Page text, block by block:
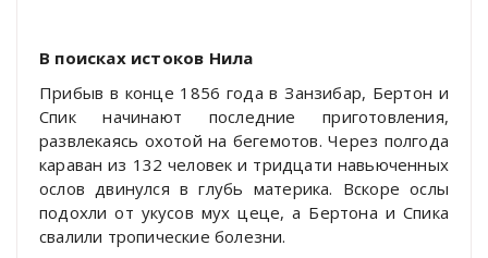
В поисках истоков Нила
Прибыв в конце 1856 года в Занзибар, Бертон и
Спик начинают последние приготовления,
развлекаясь охотой на бегемотов. Через полгода
караван из 132 человек и тридцати навьюченных
ослов двинулся в глубь материка. Вскоре ослы
подохли от укусов мух цеце, а Бертона и Спика
свалили тропические болезни.